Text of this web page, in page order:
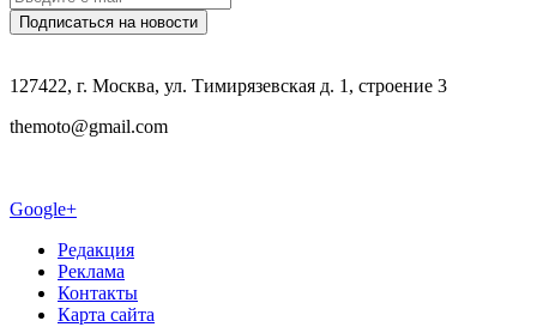
127422, г. Москва, ул. Тимирязевская д. 1, строение 3
themoto@gmail.com
Google+
Редакция
Реклама
Контакты
Карта сайта